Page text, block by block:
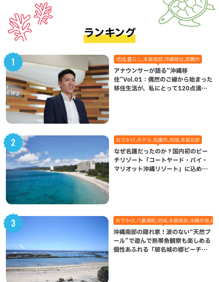
ランキング
地域,暮らし,本島南部,沖縄移住,那覇市
アナウンサーが語る”沖縄移
住”Vol.01：偶然のご縁から始まった
移住生活が、私にとって120点満点
おでかけ,ホテル,名護市,地域,本島北部
なぜ名護だったのか？国内初のビー
チリゾート「コートヤード・バイ・
マリオット沖縄リゾート」に込めら
おでかけ,八重瀬町,地域,本島南部,沖縄の海,自
沖縄南部の隠れ家！波のない“天然プ
ール”で遊んで熱帯魚観察も楽しめる
個性あふれる「玻名城の郷ビーチ」